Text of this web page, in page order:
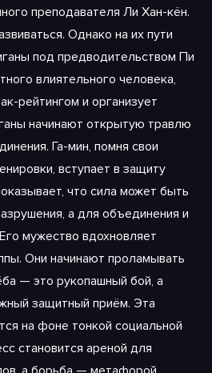
преподавателя Ли Хан-кён.
Однако на их пути
под предводительством Пи
влиятельного человека,
рейтингом и организует
начинают открытую травлю
Га-мин, помня свои
вступает в защиту
что сила может быть
а для объединения и
мужество вдохновляет
Они начинают проламывать
— это рукопашный бой, а
защитный приём. Эта
на фоне тонкой социальной
становится ареной для